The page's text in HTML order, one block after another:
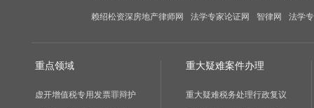
赖绍松资深房地产律师网 法学专家论证网 智律网 法学
重点领域
虚开增值税专用发票罪辩护
重大疑难案件办理
重大疑难税务处理行政复议